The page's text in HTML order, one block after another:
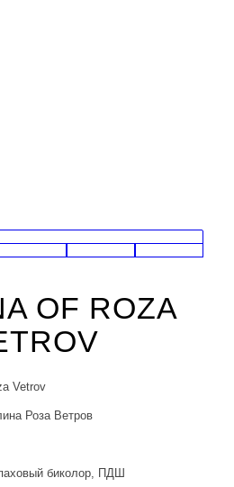
OF ROZA
Vetrov
Роза Ветров
биколор, ПДШ